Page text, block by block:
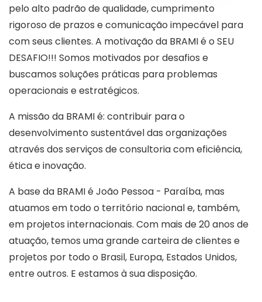
pelo alto padrão de qualidade, cumprimento
rigoroso de prazos e comunicação impecável para
com seus clientes. A motivação da BRAMI é o SEU
DESAFIO!!! Somos motivados por desafios e
buscamos soluções práticas para problemas
operacionais e estratégicos.
A missão da BRAMI é: contribuir para o
desenvolvimento sustentável das organizações
através dos serviços de consultoria com eficiência,
ética e inovação.
A base da BRAMI é João Pessoa - Paraíba, mas
atuamos em todo o território nacional e, também,
em projetos internacionais. Com mais de 20 anos de
atuação, temos uma grande carteira de clientes e
projetos por todo o Brasil, Europa, Estados Unidos,
entre outros. E estamos à sua disposição.